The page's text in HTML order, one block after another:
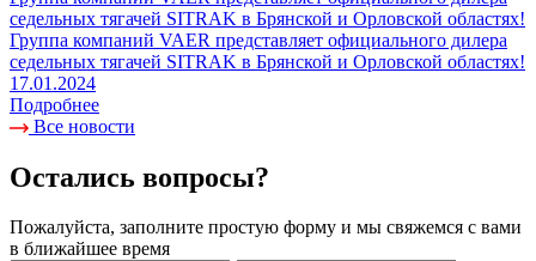
седельных тягачей SITRAK в Брянской и Орловской областях!
Группа компаний VAER представляет официального дилера
седельных тягачей SITRAK в Брянской и Орловской областях!
17.01.2024
Подробнее
Все новости
Остались вопросы?
Пожалуйста, заполните простую форму и мы свяжемся с вами
в ближайшее время